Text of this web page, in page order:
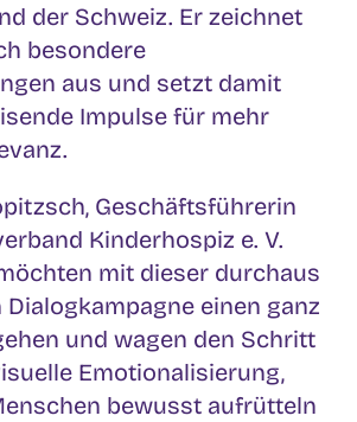
der Schweiz. Er zeichnet
besondere
aus und setzt damit
Impulse für mehr
Geschäftsführerin
Kinderhospiz e. V.
mit dieser durchaus
einen ganz
und wagen den Schritt
Emotionalisierung,
bewusst aufrütteln